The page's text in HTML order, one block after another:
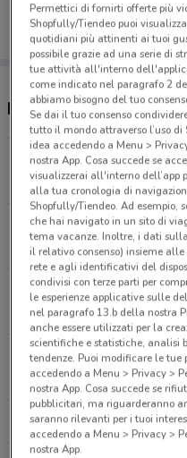
Negozi Mister
Via Sant Elia, 160
703 m
Via Antonio Sant
724 m
Viale Goito, 11
13.2 km
Via Canosa, 13A
21.4 km
Permettici di fornirti offerte più
Shopfully/Tiendeo puoi
quotidiani più attinenti ai tuoi
possibile grazie ad una serie di
tue attività all'interno
come indicato nel paragrafo 2
abbiamo bisogno del tuo
Se dai il tuo consenso
tutto il mondo attraverso l’uso di
idea accedendo a Menu >
nostra App. Cosa succede se
visualizzerai all'interno
alla tua cronologia di
Shopfully/Tiendeo. Ad esempio,
che hai navigato in un sito di
tema vacanze. Inoltre, i dati
il relativo consenso) insieme
rete e agli identificativi del
condivisi con terze parti per
le esperienze applicative sulle
nel paragrafo 13.b della nostra
anche essere utilizzati per la
scientifiche e statistiche, analisi
tendenze. Puoi modificare le
accedendo a Menu > Privacy >
nostra App. Cosa succede se
pubblicitari, ma riguarderanno
saranno rilevanti per i tuoi
accedendo a Menu > Privacy >
nostra App.